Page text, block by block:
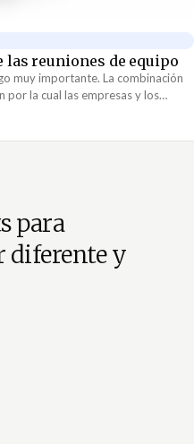
reuniones de equipo
muy importante. La combinación
por la cual las empresas y los
con los deportes lo podemos
para
diferente y